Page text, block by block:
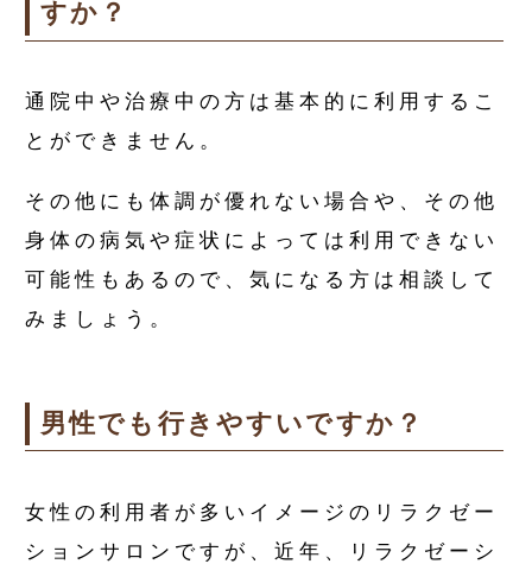
すか？
通院中や治療中の方は基本的に利用するこ
とができません。
その他にも体調が優れない場合や、その他
身体の病気や症状によっては利用できない
可能性もあるので、気になる方は相談して
みましょう。
男性でも行きやすいですか？
女性の利用者が多いイメージのリラクゼー
ションサロンですが、近年、リラクゼーシ